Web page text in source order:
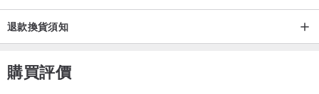
退款換貨須知
購買評價